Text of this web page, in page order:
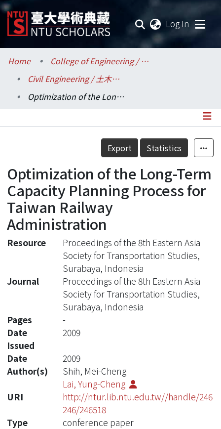
Log In
Communities & Collections
Research Outputs
Statistics
Home
College of Engineering / 工學院
Civil Engineering / 土木工程學系
Optimization of the Long-Term Capacity Planning Process for Taiwan Railway Administration
Details
Export Statistics
Optimization of the Long-Term
Capacity Planning Process for
Taiwan Railway
Administration
Resource
Proceedings of the 8th Eastern Asia
Society for Transportation Studies,
Surabaya, Indonesia
Journal
Proceedings of the 8th Eastern Asia
Society for Transportation Studies,
Surabaya, Indonesia
Pages
-
Date
Issued
2009
Date
2009
Author(s)
Shih, Mei-Cheng
Lai, Yung-Cheng
URI
http://ntur.lib.ntu.edu.tw//handle/246
246/246518
Type
conference paper